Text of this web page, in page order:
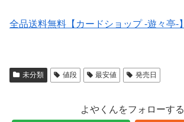
全品送料無料【カードショップ -遊々亭-】
未分類 値段 最安値 発売日
よやくんをフォローする